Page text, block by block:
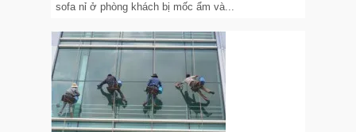
sofa nỉ ở phòng khách bị mốc ẩm và...